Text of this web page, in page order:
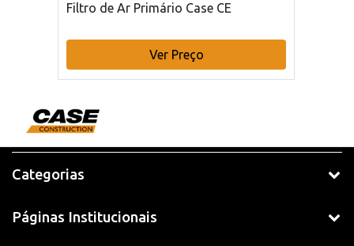
Filtro de Ar Primário Case CE
Ver Preço
Categorias
Páginas Institucionais